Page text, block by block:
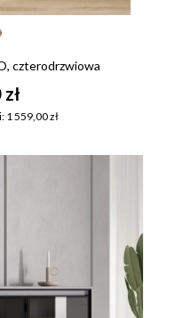
czterodrzwiowa
1 559,00 zł